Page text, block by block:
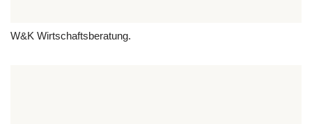
W&K Wirtschaftsberatung.